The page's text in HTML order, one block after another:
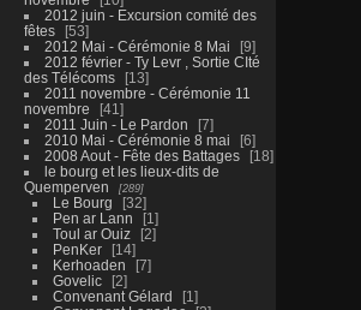
2012 juin - Excursion comité des
fêtes
53
2012 Mai - Cérémonie 8 Mai
9
2012 février - Ty Levr , Sortie CIté
des Télécoms
13
2011 novembre - Cérémonie 11
novembre
41
2011 Juin - Le Pardon
7
2010 Mai - Cérémonie 8 mai
6
2008 Aout - Fête des Battages
18
le bourg et les lieux-dits de
Quemperven
289
Le Bourg
32
Pen ar Lann
1
Toul ar Ouiz
2
PenKer
14
Kerhoaden
7
Govelic
2
Convenant Gélard
1